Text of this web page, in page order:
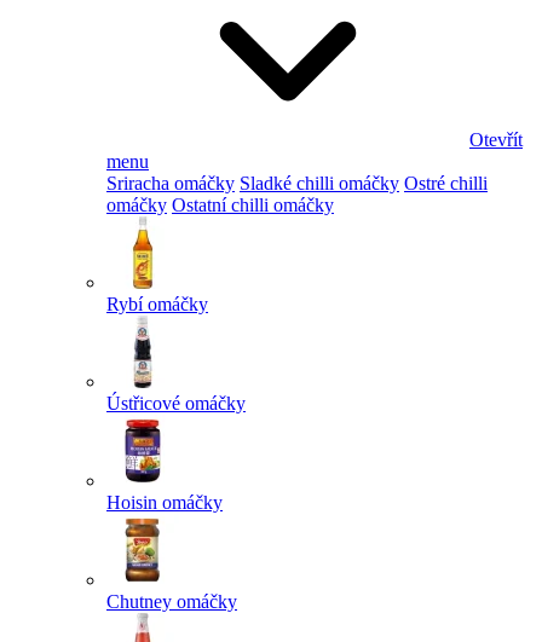
Otevřít
menu
Sriracha omáčky Sladké chilli omáčky Ostré chilli
omáčky Ostatní chilli omáčky
Rybí omáčky
Ústřicové omáčky
Hoisin omáčky
Chutney omáčky